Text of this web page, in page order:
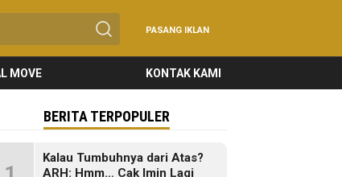
PASANG IKLAN
MOVE KONTAK KAMI
BERITA TERPOPULER
Kalau Tumbuhnya dari Atas?
ARH: Hmm… Cak Imin Lagi